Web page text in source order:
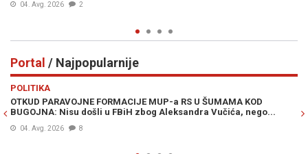
04. Avg. 2026 2
Portal / Najpopularnije
POLITIKA
OTKUD PARAVOJNE FORMACIJE MUP-a RS U ŠUMAMA KOD
BUGOJNA: Nisu došli u FBiH zbog Aleksandra Vučića, nego...
04. Avg. 2026 8